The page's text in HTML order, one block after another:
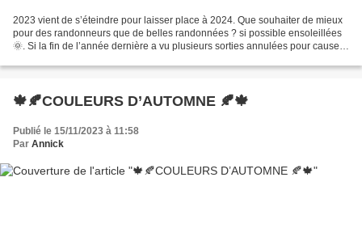
2023 vient de s’éteindre pour laisser place à 2024. Que souhaiter de mieux
pour des randonneurs que de belles randonnées ? si possible ensoleillées
🌞. Si la fin de l’année dernière a vu plusieurs sorties annulées pour cause
🍁🍂COULEURS D’AUTOMNE 🍂🍁
Publié le 15/11/2023 à 11:58
Par Annick